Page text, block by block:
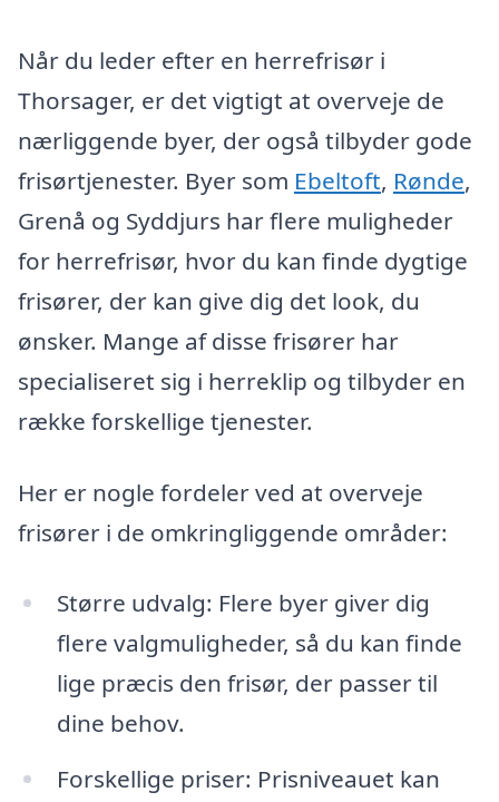
Når du leder efter en herrefrisør i
Thorsager, er det vigtigt at overveje de
nærliggende byer, der også tilbyder gode
frisørtjenester. Byer som Ebeltoft, Rønde,
Grenå og Syddjurs har flere muligheder
for herrefrisør, hvor du kan finde dygtige
frisører, der kan give dig det look, du
ønsker. Mange af disse frisører har
specialiseret sig i herreklip og tilbyder en
række forskellige tjenester.
Her er nogle fordeler ved at overveje
frisører i de omkringliggende områder:
Større udvalg: Flere byer giver dig
flere valgmuligheder, så du kan finde
lige præcis den frisør, der passer til
dine behov.
Forskellige priser: Prisniveauet kan